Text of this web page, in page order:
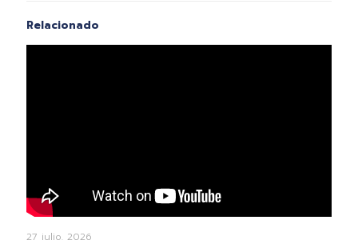
Relacionado
27 julio, 2026